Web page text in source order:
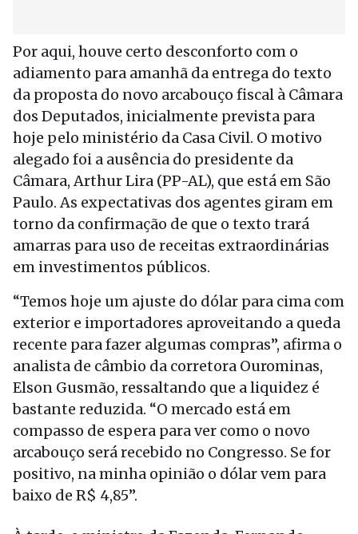
Por aqui, houve certo desconforto com o
adiamento para amanhã da entrega do texto
da proposta do novo arcabouço fiscal à Câmara
dos Deputados, inicialmente prevista para
hoje pelo ministério da Casa Civil. O motivo
alegado foi a ausência do presidente da
Câmara, Arthur Lira (PP-AL), que está em São
Paulo. As expectativas dos agentes giram em
torno da confirmação de que o texto trará
amarras para uso de receitas extraordinárias
em investimentos públicos.
“Temos hoje um ajuste do dólar para cima com
exterior e importadores aproveitando a queda
recente para fazer algumas compras”, afirma o
analista de câmbio da corretora Ourominas,
Elson Gusmão, ressaltando que a liquidez é
bastante reduzida. “O mercado está em
compasso de espera para ver como o novo
arcabouço será recebido no Congresso. Se for
positivo, na minha opinião o dólar vem para
baixo de R$ 4,85”.